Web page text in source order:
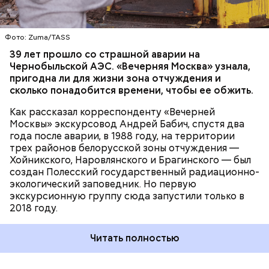
Фото: Zuma/TASS
39 лет прошло со страшной аварии на
Чернобыльской АЭС. «Вечерняя Москва» узнала,
пригодна ли для жизни зона отчуждения и
сколько понадобится времени, чтобы ее обжить.
Как рассказал корреспонденту «Вечерней
Москвы» экскурсовод Андрей Бабич, спустя два
года после аварии, в 1988 году, на территории
трех районов белорусской зоны отчуждения —
Хойникского, Наровлянского и Брагинского — был
создан Полесский государственный радиационно-
экологический заповедник. Но первую
экскурсионную группу сюда запустили только в
2018 году.
пропускной режим и круглосуточное наблюдение,
— отметил Бабич.
Читать полностью
БЕЛАРУСЬ ЧЕРНОБЫЛЬ
Каждый год — в зависимости от того, какие
события происходят в мире, — ученые,
нобелевские лауреаты и специалисты по ядерной
безопасности из экспертного совета «Бюллетеня
ученых-атомщиков» принимают решение о
перевода на полминуты вперед послужили как
ухудшающиеся отношения между ядерными
Часы Судного дня — прибыльный
проект